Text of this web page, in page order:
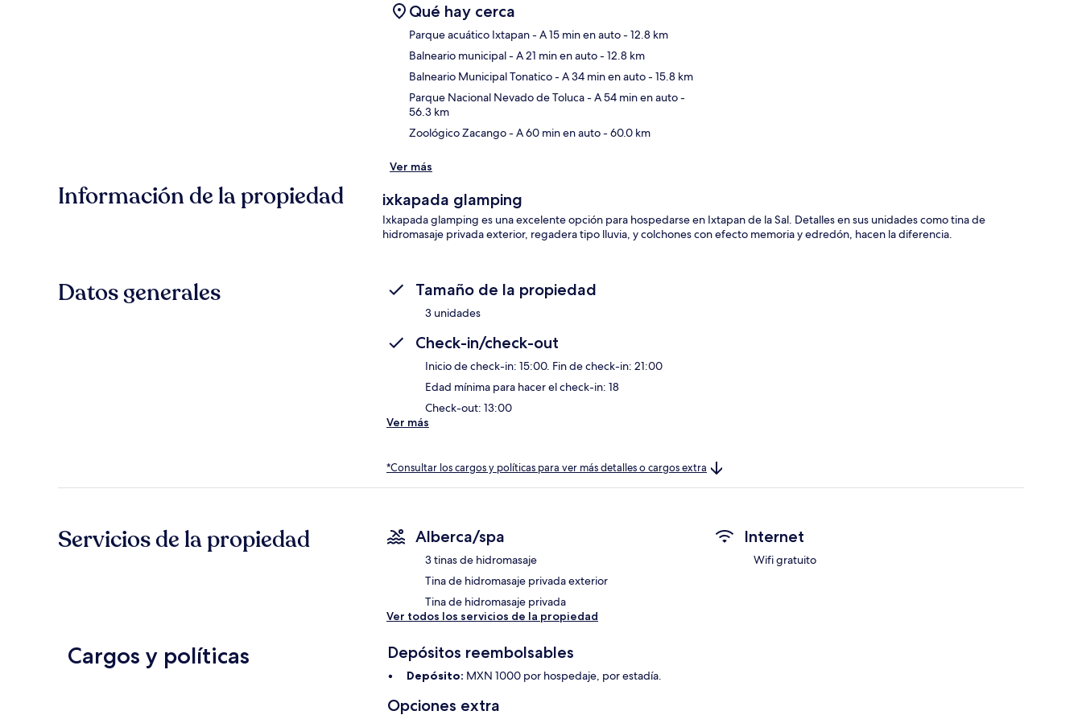
Qué hay cerca
Parque acuático Ixtapan- A 15 min en auto- 12.8 km
Balneario municipal- A 21 min en auto- 12.8 km
Balneario Municipal Tonatico- A 34 min en auto- 15.8 km
Parque Nacional Nevado de Toluca- A 54 min en auto-
56.3 km
Zoológico Zacango- A 60 min en auto- 60.0 km
Ver más
Información de la propiedad ixkapada glamping
Ixkapada glamping es una excelente opción para hospedarse en Ixtapan de la Sal. Detalles en sus unidades como tina de
hidromasaje privada exterior, regadera tipo lluvia, y colchones con efecto memoria y edredón, hacen la diferencia.
Datos generales Tamaño de la propiedad
3 unidades
Check-in/check-out
Inicio de check-in: 15:00. Fin de check-in: 21:00
Edad mínima para hacer el check-in: 18
Check-out: 13:00
Ver más
*Consultar los cargos y políticas para ver más detalles o cargos extra
Servicios de la propiedad Alberca/spa
3 tinas de hidromasaje
Tina de hidromasaje privada exterior
Tina de hidromasaje privada
Internet
Wifi gratuito
Ver todos los servicios de la propiedad
Cargos y políticas Depósitos reembolsables
Depósito: MXN 1000 por hospedaje, por estadía.
Opciones extra